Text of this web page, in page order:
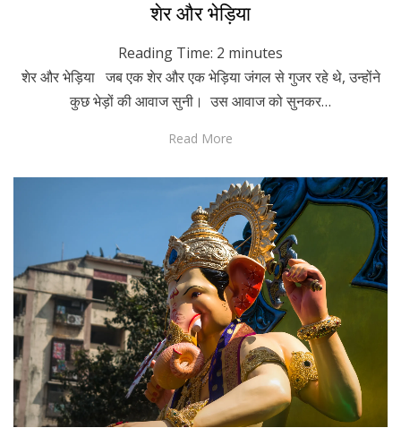
Posted
on
October 4, 2022
Hindi
शेर और भेड़िया
Reading Time: 2 minutes
शेर और भेड़िया जब एक शेर और एक भेड़िया जंगल से गुजर रहे थे, उन्होंने
कुछ भेड़ों की आवाज सुनी। उस आवाज को सुनकर…
Read More